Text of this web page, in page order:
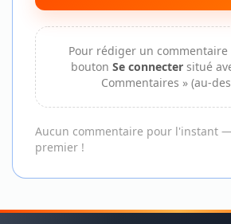
Pour rédiger un commentaire
bouton Se connectersitué
Commentaires » (au-
Aucun commentaire pour l'instant
premier !